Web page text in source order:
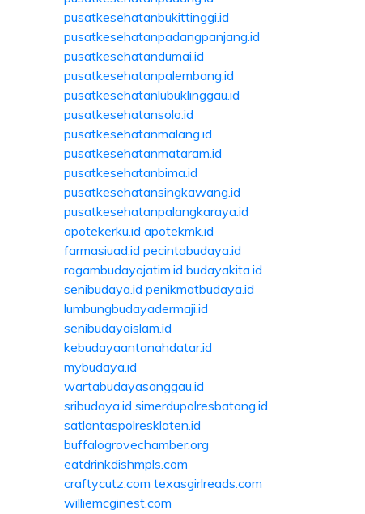
pusatkesehatanbukittinggi.id
pusatkesehatanpadangpanjang.id
pusatkesehatandumai.id
pusatkesehatanpalembang.id
pusatkesehatanlubuklinggau.id
pusatkesehatansolo.id
pusatkesehatanmalang.id
pusatkesehatanmataram.id
pusatkesehatanbima.id
pusatkesehatansingkawang.id
pusatkesehatanpalangkaraya.id
apotekerku.id apotekmk.id
farmasiuad.id pecintabudaya.id
ragambudayajatim.id budayakita.id
senibudaya.id penikmatbudaya.id
lumbungbudayadermaji.id
senibudayaislam.id
kebudayaantanahdatar.id
mybudaya.id
wartabudayasanggau.id
sribudaya.id simerdupolresbatang.id
satlantaspolresklaten.id
buffalogrovechamber.org
eatdrinkdishmpls.com
craftycutz.com texasgirlreads.com
williemcginest.com